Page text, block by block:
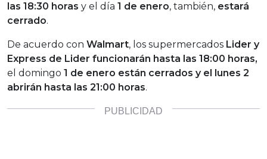
las 18:30 horas y el día 1 de enero, también, estará
cerrado.
De acuerdo con Walmart, los supermercados Lider y
Express de Lider funcionarán hasta las 18:00 horas,
el domingo 1 de enero están cerrados y el lunes 2
abrirán hasta las 21:00 horas.